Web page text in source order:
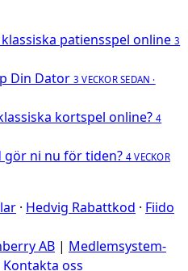
patiensspel online 3
Din Dator 3 VECKOR SEDAN ·
kortspel online? 4
gör ni nu för tiden? 4 VECKOR
· Hedvig Rabattkod · Fiido
AB | Medlemsystem-
Kontakta oss